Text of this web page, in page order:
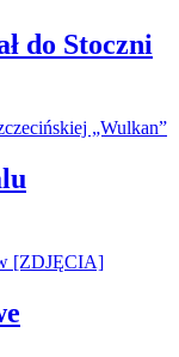
do Stoczni